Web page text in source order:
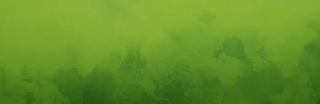
COMUNICACIÓN